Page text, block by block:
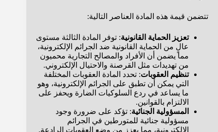
تتضمن قيمة هذه المادة العناصر التالية:
تعزيز الحماية القانونية: توفر المادة الثالثة مستوى
عالٍ من الحماية القانونية ضد الجرائم الإلكترونية،
مما يضمن أن الأفراد والمصالح التجارية محميون
من تهديدات مثل القرصنة والاحتيال الإلكتروني.
تنظيم العقوبات: تحدد المادة العقوبات المختلفة
التي يمكن أن تطبق على الجرائم الإلكترونية، وهو
ما يساعد في ردع السلوكيات الضارة ويحفز على
الالتزام بالقوانين.
المسؤولية الجنائية: تؤكد على ضرورة وجود
مسؤولية جنائية للمتورطين في الجرائم
الإلكترونية، مما يعزز من وضع العقوبات الرادعة.